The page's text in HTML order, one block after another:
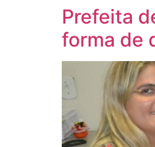
Prefeita
forma de